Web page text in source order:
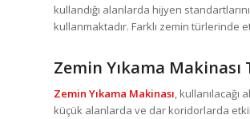
kullandığı alanlarda hijyen
kullanmaktadır. Farklı zemin türlerinde
Zemin Yıkama
Zemin Yıkama Makinası,
küçük alanlarda ve dar koridorlarda